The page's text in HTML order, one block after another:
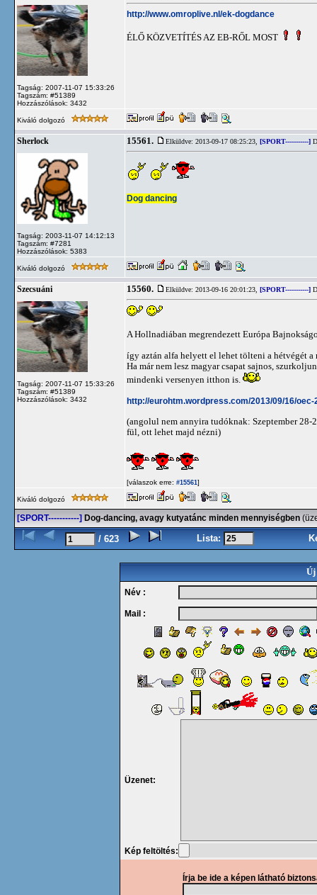
Tagság: 2007-11-07 15:33:26
Tagszám: #51389
Hozzászólások: 3432
http://www.omroplive.nl/ek-dogdance
ÉLŐ KÖZVETÍTÉS AZ EB-RŐL MOST
Kiváló dolgozó
Sherlock
Tagság: 2003-11-07 14:12:13
Tagszám: #7281
Hozzászólások: 5383
15561. Elküldve: 2013-09-17 08:25:23, [SPORT-----------]
Dog dancing
Kiváló dolgozó
Szecsuáni
Tagság: 2007-11-07 15:33:26
Tagszám: #51389
Hozzászólások: 3432
15560. Elküldve: 2013-09-16 20:01:23, [SPORT-----------]
A Hollnadiában megrendezett Európa
így aztán alfa helyett el lehet tölteni a hétvégét
Ha már nem lesz magyar csapat sajnos,
mindenki versenyen itthon is.
http://eurohtm.wordpress.com/2013/09/16/oec-
(angolul nem annyira tudóknak: Szeptember
fül, ott lehet majd nézni)
[válaszok erre: #15561]
Kiváló dolgozó
[SPORT-----------] Dog-dancing, avagy kutyatánc minden mennyiségben
/ 623 Lista:
Új
Név :
Mail :
Üzenet:
Kép feltöltés:
Írja be ide a képen látható